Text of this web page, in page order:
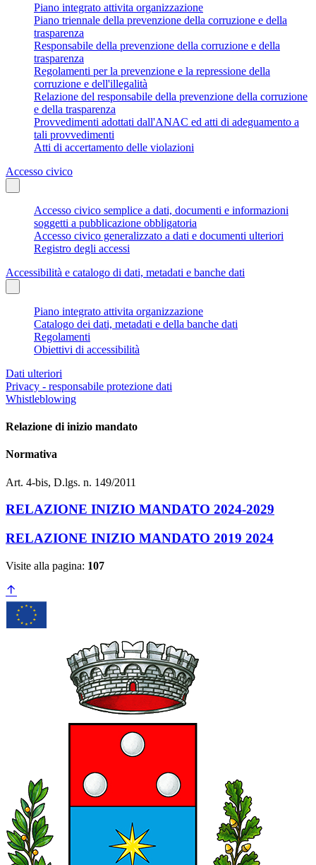
Piano integrato attivita organizzazione
Piano triennale della prevenzione della corruzione e della
trasparenza
Responsabile della prevenzione della corruzione e della
trasparenza
Regolamenti per la prevenzione e la repressione della
corruzione e dell'illegalità
Relazione del responsabile della prevenzione della corruzione
e della trasparenza
Provvedimenti adottati dall'ANAC ed atti di adeguamento a
tali provvedimenti
Atti di accertamento delle violazioni
Accesso civico
Accesso civico semplice a dati, documenti e informazioni
soggetti a pubblicazione obbligatoria
Accesso civico generalizzato a dati e documenti ulteriori
Registro degli accessi
Accessibilità e catalogo di dati, metadati e banche dati
Piano integrato attivita organizzazione
Catalogo dei dati, metadati e della banche dati
Regolamenti
Obiettivi di accessibilità
Dati ulteriori
Privacy - responsabile protezione dati
Whistleblowing
Relazione di inizio mandato
Normativa
Art. 4-bis, D.lgs. n. 149/2011
RELAZIONE INIZIO MANDATO 2024-2029
RELAZIONE INIZIO MANDATO 2019 2024
Visite alla pagina: 107